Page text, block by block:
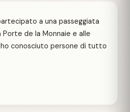
a una passeggiata
de la Monnaie e alle
conosciuto persone di tutto